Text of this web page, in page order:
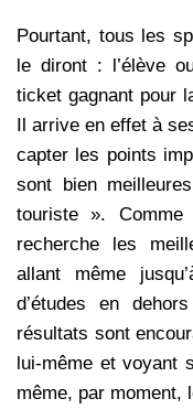
Pourtant, tous les
le diront : l’élève
ticket gagnant pour
Il arrive en effet à
capter les points
sont bien
touriste ».
recherche les
allant même
d’études en
résultats sont
lui-même et voyant
même, par moment,